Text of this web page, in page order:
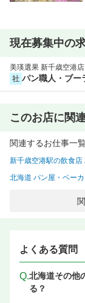
現在募集中の
美瑛選果 新千歳空港店
社 パン職人・ブー
このお店に関
関連するお仕事一
新千歳空港駅の飲食店
北海道 パン屋・ベー
新千歳空港駅 パン職
よくある質問
Q.北海道その他
る？